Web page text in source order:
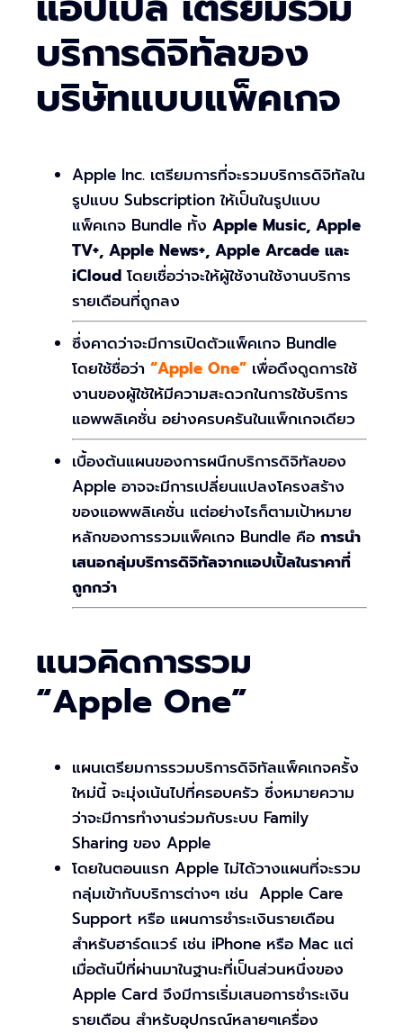
บริการดิจิทัลของ
บริษัทแบบแพ็คเกจ
Apple Inc. เตรียมการที่จะรวมบริการดิจิทัลใน
รูปแบบ Subscription ให้เป็นในรูปแบบ
แพ็คเกจ Bundle ทั้ง Apple Music, Apple
TV+, Apple News+, Apple Arcade และ
iCloud โดยเชื่อว่าจะให้ผู้ใช้งานใช้งานบริการ
รายเดือนที่ถูกลง
ซึ่งคาดว่าจะมีการเปิดตัวแพ็คเกจ Bundle
โดยใช้ชื่อว่า “Apple One” เพื่อดึงดูดการใช้
งานของผู้ใช้ให้มีความสะดวกในการใช้บริการ
แอพพลิเคชั่น อย่างครบครันในแพ็กเกจเดียว
เบื้องต้นแผนของการผนึกบริการดิจิทัลของ
Apple อาจจะมีการเปลี่ยนแปลงโครงสร้าง
ของแอพพลิเคชั่น แต่อย่างไรก็ตามเป้าหมาย
หลักของการรวมแพ็คเกจ Bundle คือ การนำ
เสนอกลุ่มบริการดิจิทัลจากแอปเปิ้ลในราคาที่
ถูกกว่า
แนวคิดการรวม
“Apple One”
แผนเตรียมการรวมบริการดิจิทัลแพ็คเกจครั้ง
ใหม่นี้ จะมุ่งเน้นไปที่ครอบครัว ซึ่งหมายความ
ว่าจะมีการทำงานร่วมกับระบบ Family
Sharing ของ Apple
โดยในตอนแรก Apple ไม่ได้วางแผนที่จะรวม
กลุ่มเข้ากับบริการต่างๆ เช่น Apple Care
Support หรือ แผนการชำระเงินรายเดือน
สำหรับฮาร์ดแวร์ เช่น iPhone หรือ Mac แต่
เมื่อต้นปีที่ผ่านมาในฐานะที่เป็นส่วนหนึ่งของ
Apple Card จึงมีการเริ่มเสนอการชำระเงิน
รายเดือน สำหรับอุปกรณ์หลายๆเครื่อง